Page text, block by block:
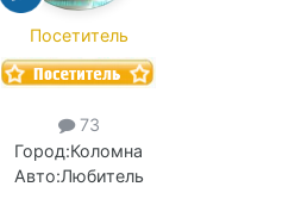
Посетитель
73
Город:Коломна
Авто:Любитель